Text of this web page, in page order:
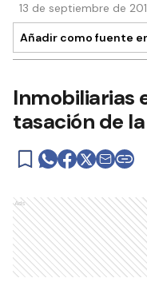
13 de septiembre de
Añadir como fuente
Inmobiliarias
tasación de
Ads